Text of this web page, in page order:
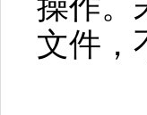
操作。
文件，